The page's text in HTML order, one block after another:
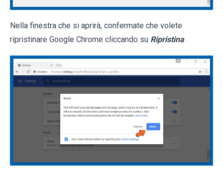
Nella finestra che si aprirà, confermate che volete
ripristinare Google Chrome cliccando su Ripristina .